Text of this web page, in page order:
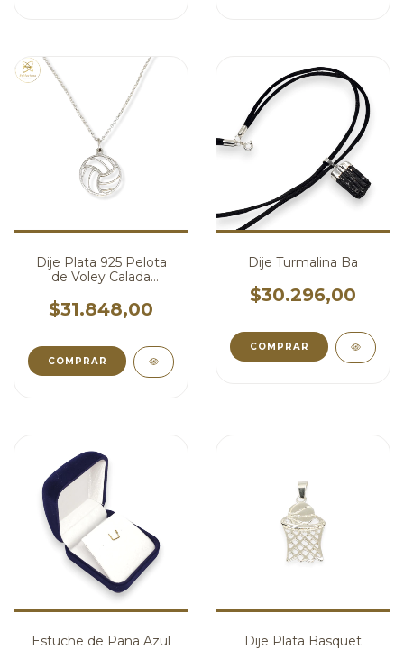
Dije Plata 925 Pelota
de Voley Calada
$31.848,00
Dije Turmalina Ba
$30.296,00
COMPRAR
Estuche de Pana Azul
Dije Plata Basquet